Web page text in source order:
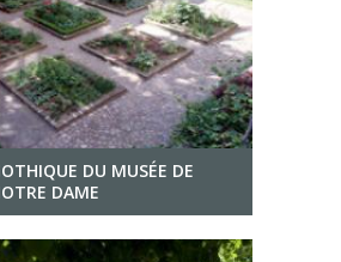
DU MUSÉE DE
DAME